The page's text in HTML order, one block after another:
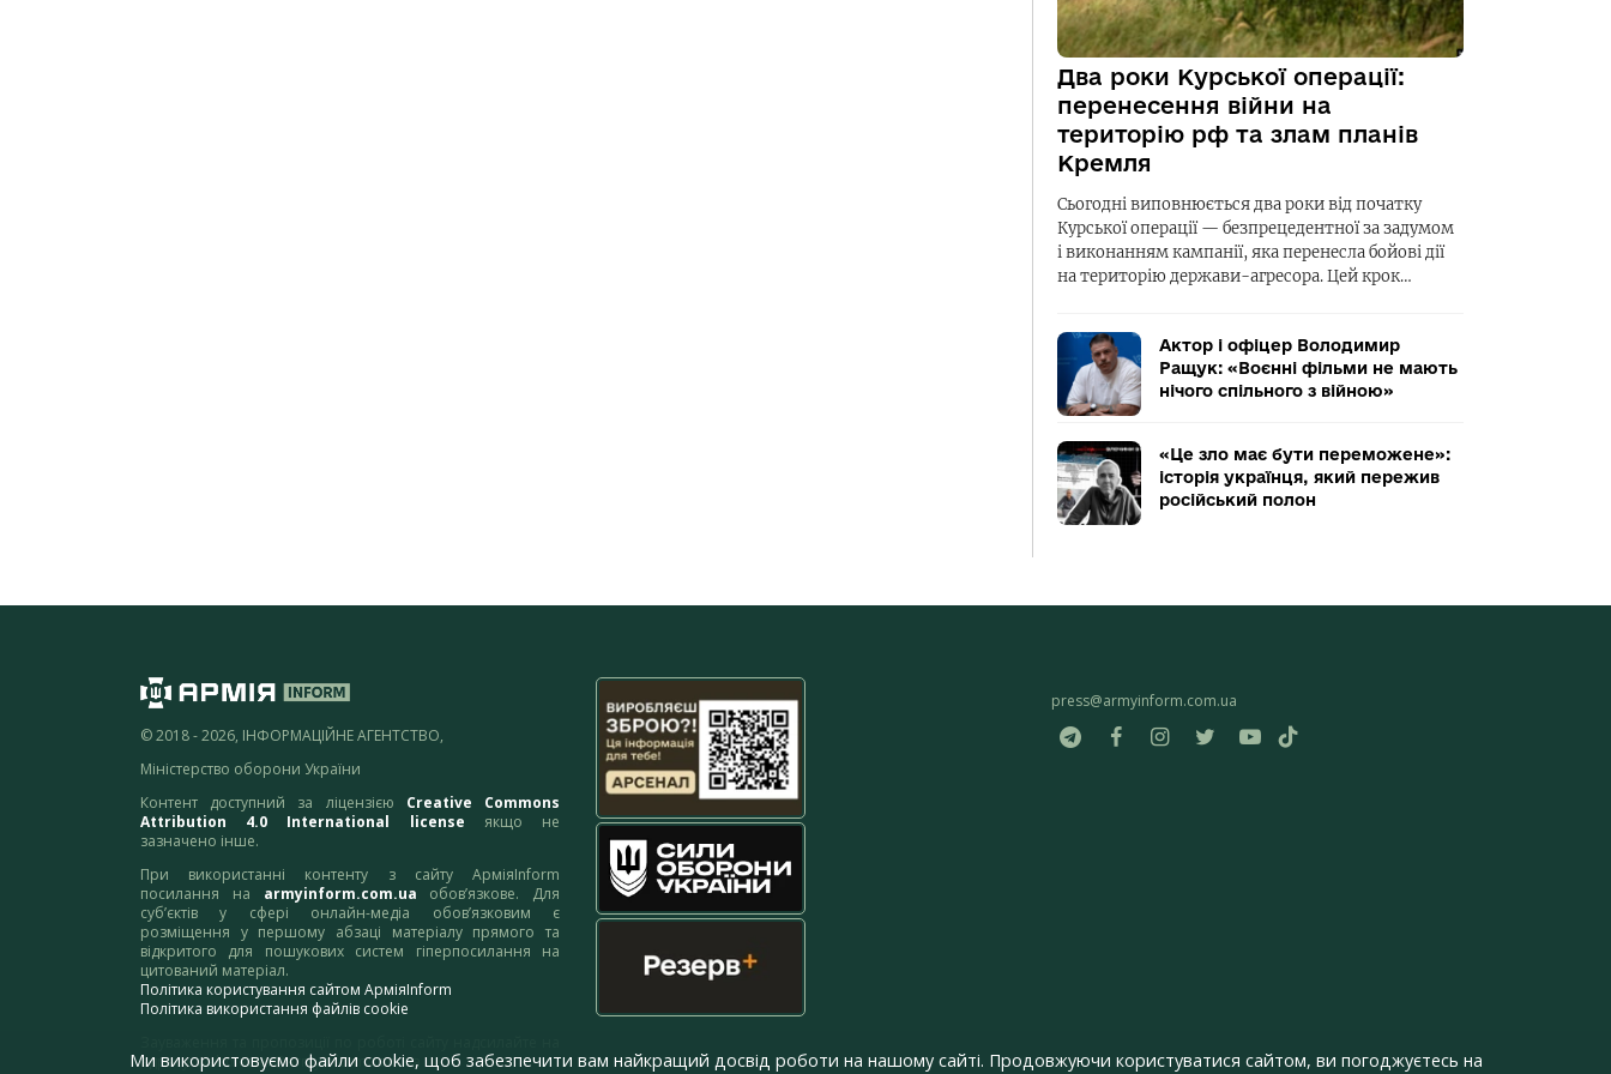
Два роки Курської операції:
перенесення війни на
територію рф та злам планів
Кремля
Сьогодні виповнюється два роки від початку
Курської операції — безпрецедентної за задумом
і виконанням кампанії, яка перенесла бойові дії
на територію держави-агресора. Цей крок…
Актор і офіцер Володимир
Ращук: «Воєнні фільми не мають
нічого спільного з війною»
«Це зло має бути переможене»:
історія українця, який пережив
російський полон
© 2018 - 2026, ІНФОРМАЦІЙНЕ АГЕНТСТВО,
Міністерство оборони України
Контент доступний за ліцензією Creative Commons
Attribution 4.0 International license якщо не
зазначено інше.
При використанні контенту з сайту АрміяInform
посилання на armyinform.com.ua обов’язкове. Для
суб’єктів у сфері онлайн-медіа обов’язковим є
розміщення у першому абзаці матеріалу прямого та
відкритого для пошукових систем гіперпосилання на
цитований матеріал.
Політика користування сайтом АрміяInform
Політика використання файлів cookie
адресу:webmaster@armyinform.com.ua
press@armyinform.com.ua
Ми використовуємо файли cookie, щоб забезпечити вам найкращий досвід роботи на нашому сайті. Продовжуючи користуватися сайтом, ви погоджуєтесь на